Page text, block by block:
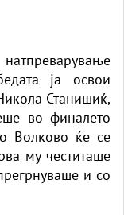
ја освои
Станишиќ,
во финалето
Волково ќе се
му честиташе
и со